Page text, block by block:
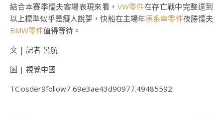
結合本賽季懦夫客場表現來看， VW零件在存亡戰中完整達到
以上標準似乎是癡人說夢，快船在主場年德系車零件夜勝懦夫
BMW零件值得等待。
文 | 記者 呂航
圖 | 視覺中國
TC:osder9follow7 69e3ae43d90977.49485592